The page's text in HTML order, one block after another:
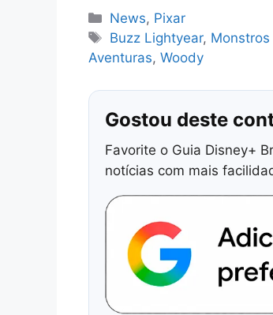
Categorias
News, Pixar
Tags
Buzz Lightyear, Monstros
Aventuras, Woody
Gostou deste
Favorite o Guia Disney+
notícias com mais